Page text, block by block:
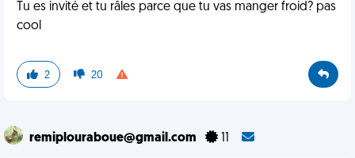
Tu es invité et tu râles parce que tu vas manger froid? pas
cool
2 20
remiplouraboue@gmail.com